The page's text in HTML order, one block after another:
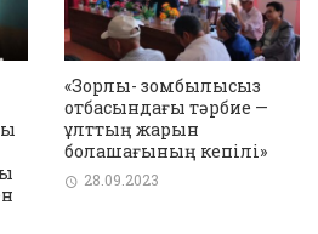
«Зорлық- зомбылықсыз
отбасындағы тәрбие —
ұлттың жарқын
болашағының кепілі»
28.09.2023